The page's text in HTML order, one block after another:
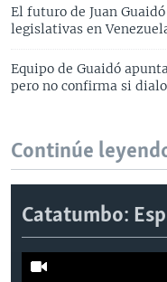
El futuro de Juan
legislativas en
Equipo de Guaidó
pero no confirma si
Continúe
Catatumbo: